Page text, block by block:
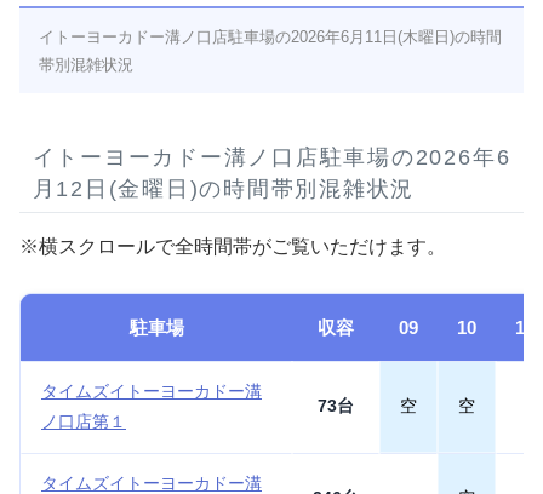
イトーヨーカドー溝ノ口店駐車場の2026年6月11日(木曜日)の時間
帯別混雑状況
イトーヨーカドー溝ノ口店駐車場の2026年6
月12日(金曜日)の時間帯別混雑状況
※横スクロールで全時間帯がご覧いただけます。
駐車場 収容 09 10 11
タイムズイトーヨーカドー溝
ノ口店第１
73台 空 空
タイムズイトーヨーカドー溝